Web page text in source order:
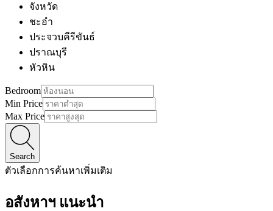
จังหวัด
ชะอำ
ประจวบคีรีขันธ์
ปราณบุรี
หัวหิน
Bedroom
Min Price
Max Price
Search
ตัวเลือกการค้นหาเพิ่มเติม
อสังหาฯ แนะนำ